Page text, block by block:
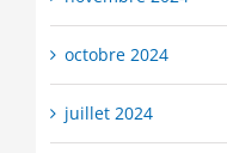
octobre 2024
juillet 2024